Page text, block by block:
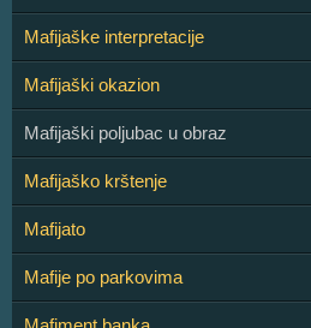
Mafijaške interpretacije
Mafijaški okazion
Mafijaški poljubac u obraz
Mafijaško krštenje
Mafijato
Mafije po parkovima